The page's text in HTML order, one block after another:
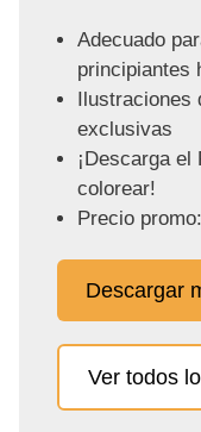
Adecuado
principiantes
exclusivas
¡Descarga
colorear!
Precio
Descargar
Ver todos